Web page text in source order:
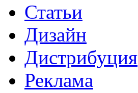
Статьи
Дизайн
Дистрибуция
Реклама